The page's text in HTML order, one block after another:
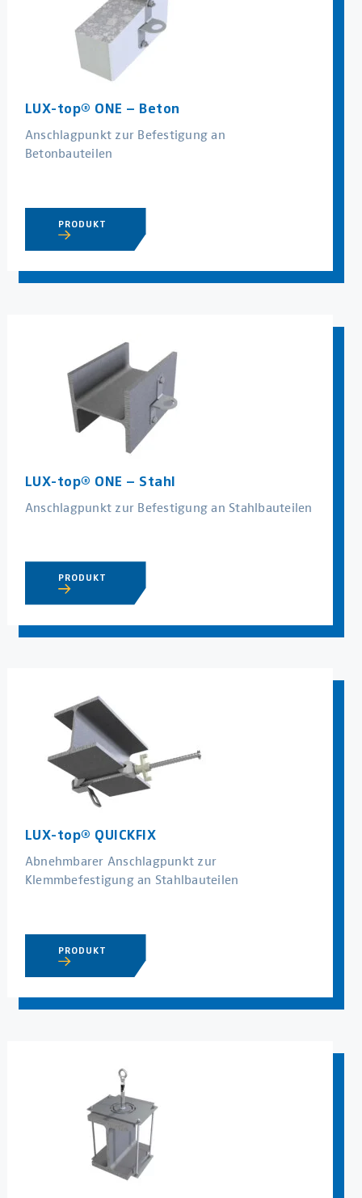
LUX-top® ONE – Beton
Anschlagpunkt zur Befestigung an
Betonbauteilen
PRODUKT
LUX-top® ONE – Stahl
Anschlagpunkt zur Befestigung an Stahlbauteilen
PRODUKT
LUX-top® QUICKFIX
Abnehmbarer Anschlagpunkt zur
Klemmbefestigung an Stahlbauteilen
PRODUKT